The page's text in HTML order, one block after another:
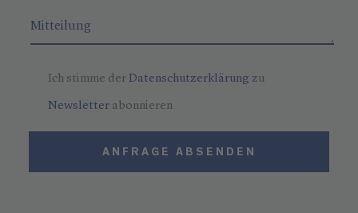
Ich stimme derDatenschutzerklärung zu
Newsletter abonnieren
ANFRAGE ABSENDEN